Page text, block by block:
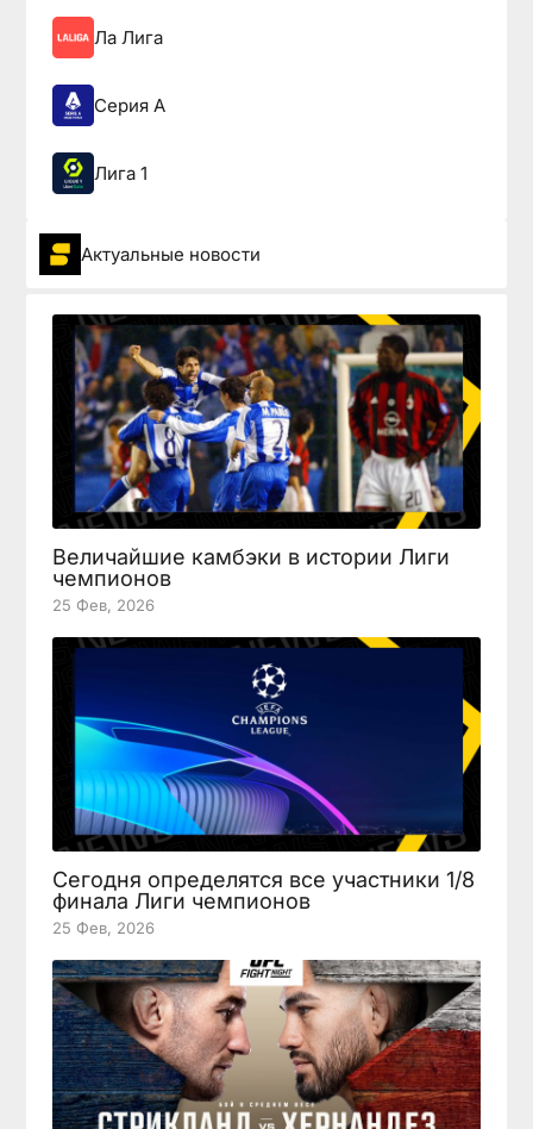
Ла Лига
Серия А
Лига 1
Актуальные новости
Величайшие камбэки в истории Лиги
чемпионов
25 Фев, 2026
Сегодня определятся все участники 1/8
финала Лиги чемпионов
25 Фев, 2026